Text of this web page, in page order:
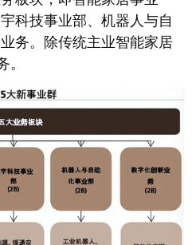
科技事业部、机器人与自
务。除传统主业智能家居
。